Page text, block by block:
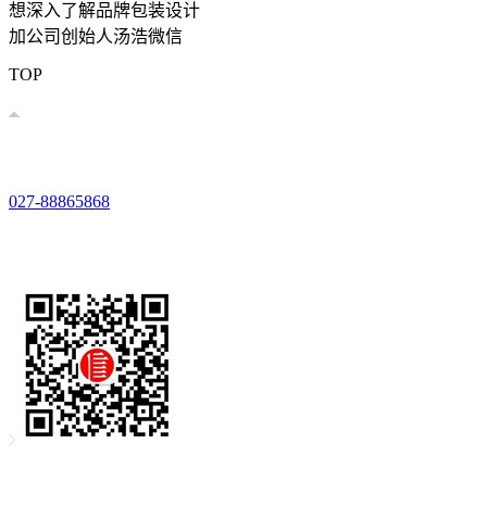
想深入了解品牌包装设计
加公司创始人汤浩微信
TOP
027-88865868